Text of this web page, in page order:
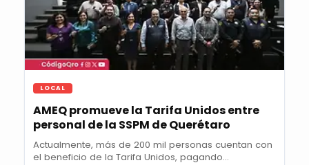
LOCAL
AMEQ promueve la Tarifa Unidos entre
personal de la SSPM de Querétaro
Actualmente, más de 200 mil personas cuentan con
el beneficio de la Tarifa Unidos, pagando...